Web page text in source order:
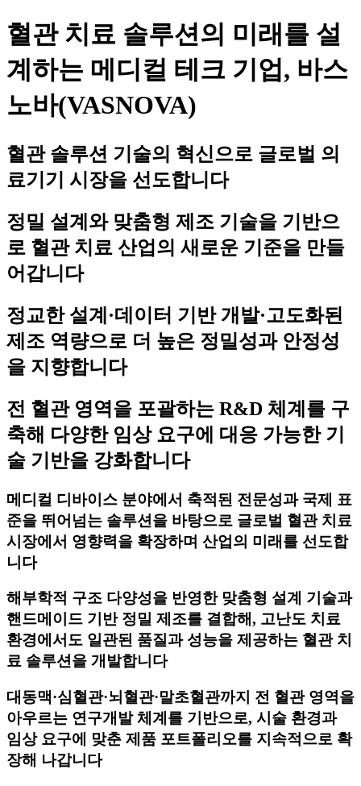
혈관 치료 솔루션의 미래를 설
계하는 메디컬 테크 기업, 바스
노바(VASNOVA)
혈관 솔루션 기술의 혁신으로 글로벌 의
료기기 시장을 선도합니다
정밀 설계와 맞춤형 제조 기술을 기반으
로 혈관 치료 산업의 새로운 기준을 만들
어갑니다
정교한 설계·데이터 기반 개발·고도화된
제조 역량으로 더 높은 정밀성과 안정성
을 지향합니다
전 혈관 영역을 포괄하는 R&D 체계를 구
축해 다양한 임상 요구에 대응 가능한 기
술 기반을 강화합니다
메디컬 디바이스 분야에서 축적된 전문성과 국제 표
준을 뛰어넘는 솔루션을 바탕으로 글로벌 혈관 치료
시장에서 영향력을 확장하며 산업의 미래를 선도합
니다
해부학적 구조 다양성을 반영한 맞춤형 설계 기술과
핸드메이드 기반 정밀 제조를 결합해, 고난도 치료
환경에서도 일관된 품질과 성능을 제공하는 혈관 치
료 솔루션을 개발합니다
대동맥·심혈관·뇌혈관·말초혈관까지 전 혈관 영역을
아우르는 연구개발 체계를 기반으로, 시술 환경과
임상 요구에 맞춘 제품 포트폴리오를 지속적으로 확
장해 나갑니다